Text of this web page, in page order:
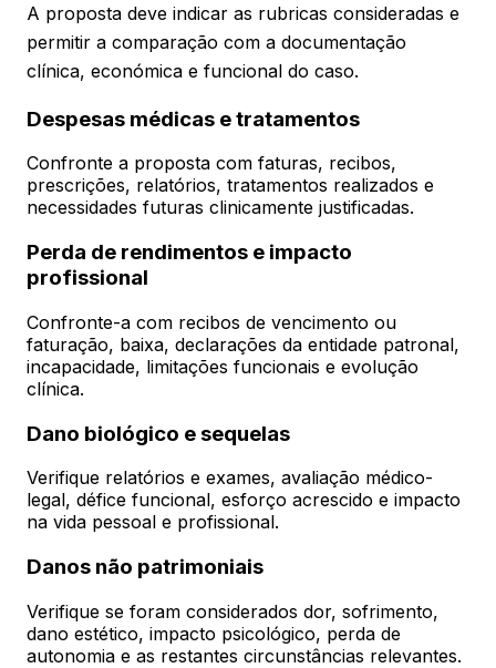
A proposta deve indicar as rubricas consideradas e
permitir a comparação com a documentação
clínica, económica e funcional do caso.
Despesas médicas e tratamentos
Confronte a proposta com faturas, recibos,
prescrições, relatórios, tratamentos realizados e
necessidades futuras clinicamente justificadas.
Perda de rendimentos e impacto
profissional
Confronte-a com recibos de vencimento ou
faturação, baixa, declarações da entidade patronal,
incapacidade, limitações funcionais e evolução
clínica.
Dano biológico e sequelas
Verifique relatórios e exames, avaliação médico-
legal, défice funcional, esforço acrescido e impacto
na vida pessoal e profissional.
Danos não patrimoniais
Verifique se foram considerados dor, sofrimento,
dano estético, impacto psicológico, perda de
autonomia e as restantes circunstâncias relevantes.